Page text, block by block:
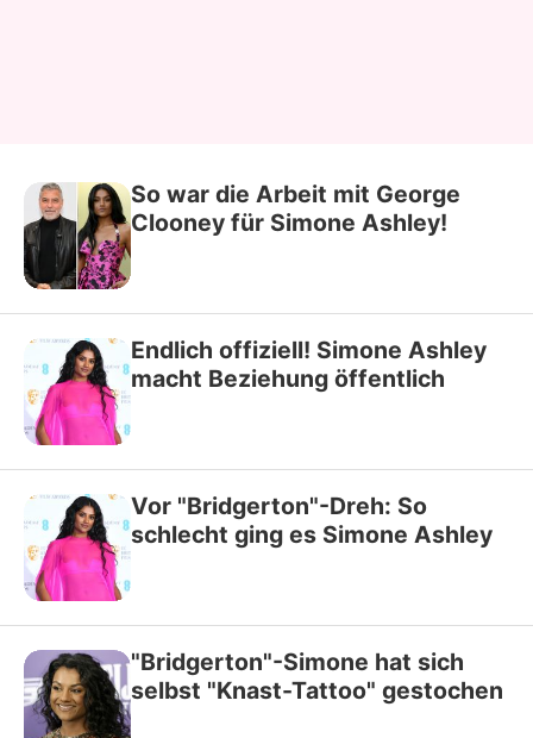
So war die Arbeit mit George
Clooney für Simone Ashley!
Endlich offiziell! Simone Ashley
macht Beziehung öffentlich
Vor "Bridgerton"-Dreh: So
schlecht ging es Simone Ashley
"Bridgerton"-Simone hat sich
selbst "Knast-Tattoo" gestochen